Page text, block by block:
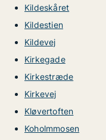
Kildeskåret
Kildestien
Kildevej
Kirkegade
Kirkestræde
Kirkevej
Kløvertoften
Koholmmosen